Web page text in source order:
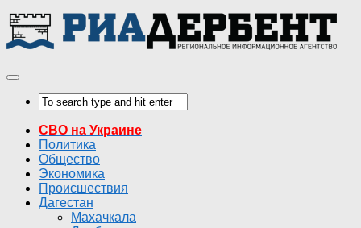
СВО на Украине
Политика
Общество
Экономика
Происшествия
Дагестан
Махачкала